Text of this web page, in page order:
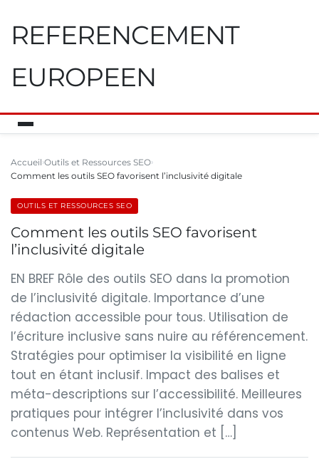
REFERENCEMENT
EUROPEEN
Accueil Outils et Ressources SEO
Comment les outils SEO favorisent l’inclusivité digitale
OUTILS ET RESSOURCES SEO
Comment les outils SEO favorisent
l’inclusivité digitale
EN BREF Rôle des outils SEO dans la promotion
de l’inclusivité digitale. Importance d’une
rédaction accessible pour tous. Utilisation de
l’écriture inclusive sans nuire au référencement.
Stratégies pour optimiser la visibilité en ligne
tout en étant inclusif. Impact des balises et
méta-descriptions sur l’accessibilité. Meilleures
pratiques pour intégrer l’inclusivité dans vos
contenus Web. Représentation et […]